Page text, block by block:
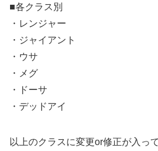
■各クラス別
・レンジャー
・ジャイアント
・ウサ
・メグ
・ドーサ
・デッドアイ
以上のクラスに変更or修正が入っ